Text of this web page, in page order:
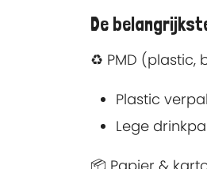
De
♻️ PMD (plastic,
Plastic
Lege